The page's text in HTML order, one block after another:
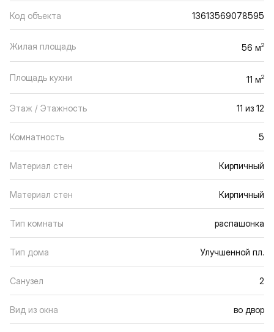
Код объекта 13613569078595
Жилая площадь 56 м2
Площадь кухни 11 м2
Этаж / Этажность 11 из 12
Комнатность 5
Материал стен Кирпичный
Материал стен Кирпичный
Тип комнаты распашонка
Тип дома Улучшенной пл.
Санузел 2
Вид из окна во двор